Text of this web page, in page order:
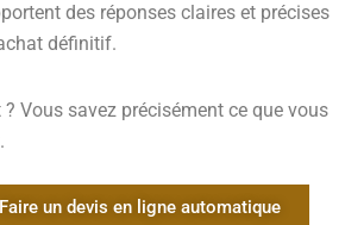
des réponses claires et précises
définitif.
? Vous savez précisément ce que vous
Faire un devis en ligne automatique